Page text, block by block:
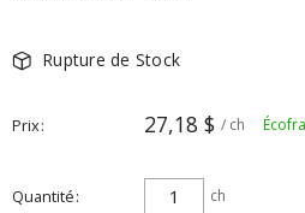
Rupture de Stock
Prix 27,18 $ / ch
Quantité ch